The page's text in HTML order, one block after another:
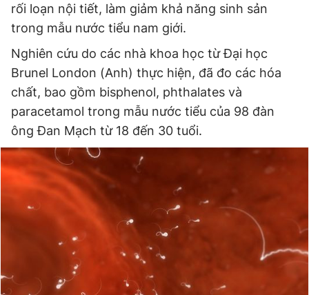
Đọc Thanh Niên trên điện thoại
Hotline
0906 645 777 0908 780 404
Đặt báo Quảng cáo Tòa soạn Chính sách bảo
Tổng biên tập: Nguyễn Ngọc Toàn
Phó tổng biên tập thường trực: Hải Thành
Phó tổng biên tập: Lâm Hiếu Dũng
Phó tổng biên tập: Trần Việt Hưng
Tổng thư ký tòa soạn: Đức Trung
rối loạn nội tiết, làm giảm khả năng sinh sản
trong mẫu nước tiểu nam giới.
Nghiên cứu do các nhà khoa học từ Đại học
Brunel London (Anh) thực hiện, đã đo các hóa
chất, bao gồm bisphenol, phthalates và
paracetamol trong mẫu nước tiểu của 98 đàn
ông Đan Mạch từ 18 đến 30 tuổi.